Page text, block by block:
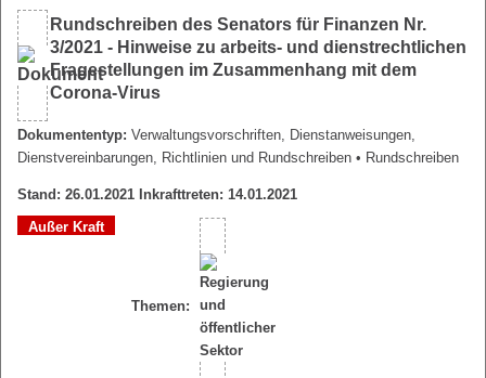
Rundschreiben des Senators für Finanzen Nr.
3/2021 - Hinweise zu arbeits- und dienstrechtlichen
Fragestellungen im Zusammenhang mit dem
Corona-Virus
Dokumententyp: Verwaltungsvorschriften, Dienstanweisungen,
Dienstvereinbarungen, Richtlinien und Rundschreiben • Rundschreiben
Stand: 26.01.2021 Inkrafttreten: 14.01.2021
Außer Kraft
Themen: